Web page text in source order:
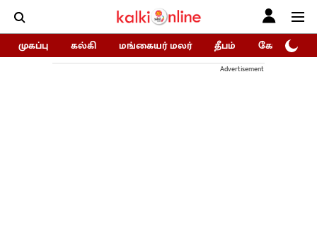
முகப்பு கல்கி மங்கையர் மலர் தீபம் கோகுலம்/
Advertisement